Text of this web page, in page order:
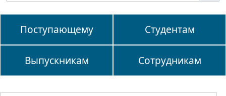
Поступающему Студентам
Выпускникам Сотрудникам